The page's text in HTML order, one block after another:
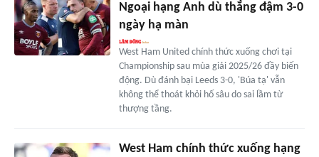
Ngoại hạng Anh dù thắng đậm 3-0
ngày hạ màn
West Ham United chính thức xuống chơi tại
Championship sau mùa giải 2025/26 đầy biến
động. Dù đánh bại Leeds 3-0, 'Búa tạ' vẫn
không thể thoát khỏi hố sâu do sai lầm từ
thượng tầng.
West Ham chính thức xuống hạng